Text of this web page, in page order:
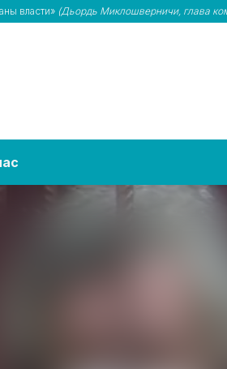
власти» (Дьордь Миклошверничи, глава